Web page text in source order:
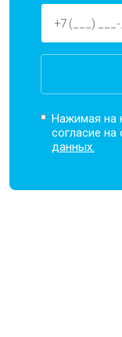
Нажимая на
согласие
данных.